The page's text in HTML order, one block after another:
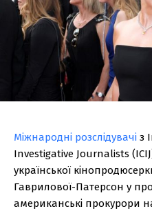
Міжнародні розслідувачі з
Investigative Journalists
української
Гаврилової-Патерсон у
американські прокурори